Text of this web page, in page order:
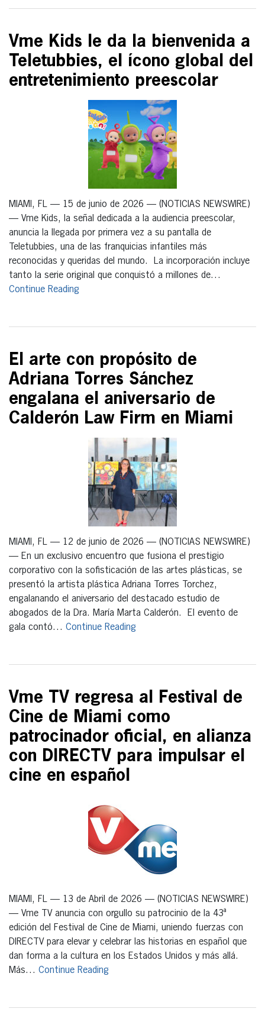
Vme Kids le da la bienvenida a
Teletubbies, el ícono global del
entretenimiento preescolar
MIAMI, FL — 15 de junio de 2026 — (NOTICIAS NEWSWIRE)
— Vme Kids, la señal dedicada a la audiencia preescolar,
anuncia la llegada por primera vez a su pantalla de
Teletubbies, una de las franquicias infantiles más
reconocidas y queridas del mundo. La incorporación incluye
tanto la serie original que conquistó a millones de…
Continue Reading
El arte con propósito de
Adriana Torres Sánchez
engalana el aniversario de
Calderón Law Firm en Miami
MIAMI, FL — 12 de junio de 2026 — (NOTICIAS NEWSWIRE)
— En un exclusivo encuentro que fusiona el prestigio
corporativo con la sofisticación de las artes plásticas, se
presentó la artista plástica Adriana Torres Torchez,
engalanando el aniversario del destacado estudio de
abogados de la Dra. María Marta Calderón. El evento de
gala contó… Continue Reading
Vme TV regresa al Festival de
Cine de Miami como
patrocinador oficial, en alianza
con DIRECTV para impulsar el
cine en español
MIAMI, FL — 13 de Abril de 2026 — (NOTICIAS NEWSWIRE)
— Vme TV anuncia con orgullo su patrocinio de la 43ª
edición del Festival de Cine de Miami, uniendo fuerzas con
DIRECTV para elevar y celebrar las historias en español que
dan forma a la cultura en los Estados Unidos y más allá.
Más… Continue Reading